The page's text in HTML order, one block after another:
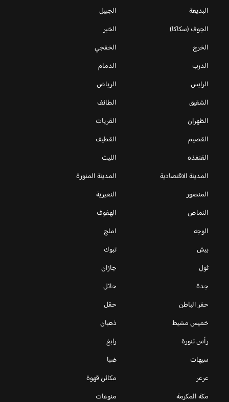
البديعة
الجبيل
الجوف (سكاكا)
الخبر
الخرج
الخفجي
الدرب
الدمام
الرايس
الرياض
الشقيق
الطائف
الظهران
القريات
القصيم
القطيف
القنفذه
الليث
المدينة الاقتصادية
المدينة المنورة
المنصور
النعيرية
النماص
الهفوف
الوجه
املج
بيش
تبوك
ثول
جازان
جدة
حائل
حفر الباطن
حقل
خميس مشيط
ذهبان
رأس تنورة
رابغ
سيهات
ضبا
عرعر
مكائن قهوة
مكة المكرمة
منوعات